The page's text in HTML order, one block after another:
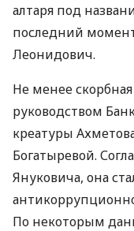
алтаря под
последний
Леонидович.
Не менее
руководством
креатуры
Богатыревой.
Януковича, она
По некоторым